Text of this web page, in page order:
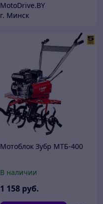
MotoDrive.BY
г. Минск
Мотоблок Зубр МТБ-400
В наличии
1 158 руб.